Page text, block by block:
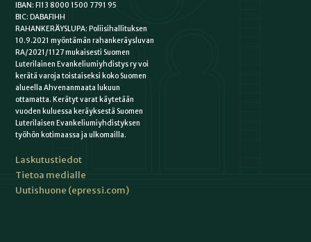
IBAN: FI13 8000 1500 7791 95
BIC: DABAFIHH
RAHANKERÄYSLUPA: Poliisihallituksen
10.9.2021 myöntämän rahankeräysluvan
RA/2021/1127 mukaisesti Suomen
Luterilainen Evankeliumiyhdistys ry voi
kerätä varoja toistaiseksi koko Suomen
alueella Ahvenanmaata lukuun
ottamatta. Kerätyt varat käytetään
vuoden kuluessa keräyksestä Suomen
Luterilaisen Evankeliumiyhdistyksen
työhön kotimaassa ja ulkomailla.
Laskutustiedot
Tietoa medialle
Uutishuone (epressi.com)